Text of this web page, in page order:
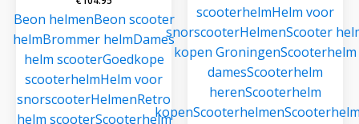
Beon helmenBeon scooter
helmBrommer helmDames
helm scooterGoedkope
scooterhelmHelm voor
snorscooterHelmenRetro
helm scooterScooterhelm
scooterhelmHelm voor
snorscooterHelmenScooter
kopen GroningenScooterhelm
damesScooterhelm
herenScooterhelm
kopenScooterhelmen